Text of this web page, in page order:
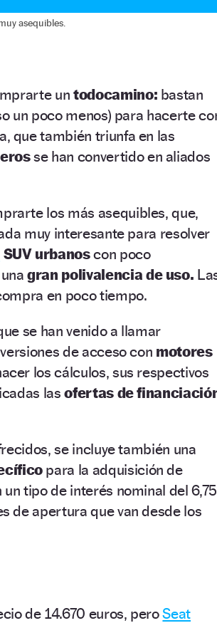
asequibles.
untodocamino: bastan
un poco menos) para hacerte
que también triunfa en las
se han convertido en aliados
los más asequibles, que,
muy interesante para resolver
SUV urbanoscon poco
unagran polivalencia de uso.
en poco tiempo.
se han venido a llamar
de acceso con motores
los cálculos, sus respectivos
lasofertas de
se incluye también una
para la adquisición de
un tipo de interés nominal del 6,75
de apertura que van desde los
de 14.670 euros, peroSeat